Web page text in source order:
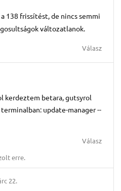
138 frissítést, de nincs semmi
változatlanok.
Válasz
kerdeztem betara, gutsyrol
update-manager --
Válasz
erre.
22.